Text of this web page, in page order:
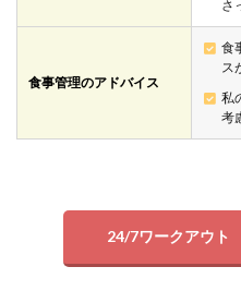
さ
食事管理のアドバイス
食
ス
私
考
24/7ワークアウト